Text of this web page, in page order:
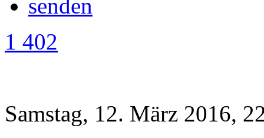
1 402
Samstag, 12. März 2016,